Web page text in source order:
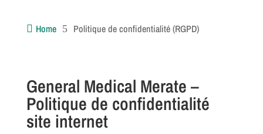
 Home 5 Politique de confidentialité (RGPD)
General Medical Merate –
Politique de confidentialité
site internet